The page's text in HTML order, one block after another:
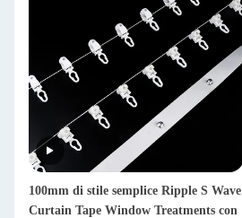
100mm di stile semplice Ripple S Wave
Curtain Tape Window Treatments con